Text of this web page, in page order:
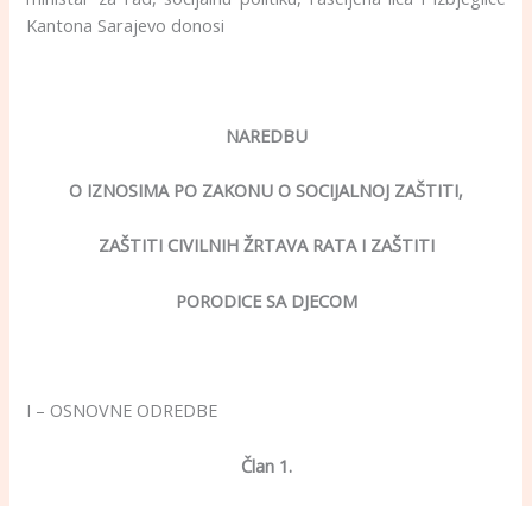
Kantona Sarajevo donosi
NAREDBU
O IZNOSIMA PO ZAKONU O SOCIJALNOJ ZAŠTITI,
ZAŠTITI CIVILNIH ŽRTAVA RATA I ZAŠTITI
PORODICE SA DJECOM
I – OSNOVNE ODREDBE
Član 1.